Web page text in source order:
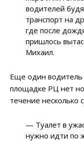
водителей
транспорт на
где после
пришлось
Михаил.
Еще один водитель
площадке РЦ нет
течение несколько
— Туалет в
нужно идти по